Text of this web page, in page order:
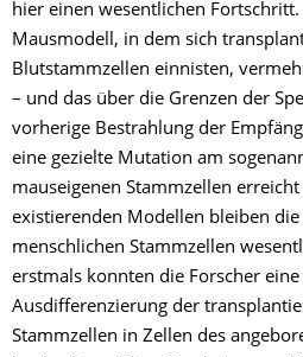
hier einen wesentlichen
Mausmodell, in dem sich
Blutstammzellen einnisten,
– und das über die Grenzen der
vorherige Bestrahlung der
eine gezielte Mutation am
mauseigenen Stammzellen
existierenden Modellen bleiben die
menschlichen Stammzellen
erstmals konnten die Forscher
Ausdifferenzierung der
Stammzellen in Zellen des